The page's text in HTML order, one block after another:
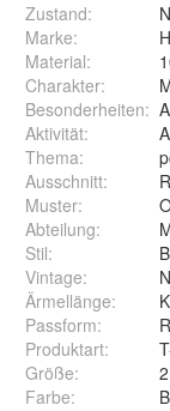
Zustand:
Marke:
Material:
Charakter:
Besonderheiten:
Aktivität:
Thema:
Ausschnitt:
Muster:
Abteilung:
Stil:
Vintage:
Ärmellänge:
Passform:
Produktart:
Größe:
Farbe: